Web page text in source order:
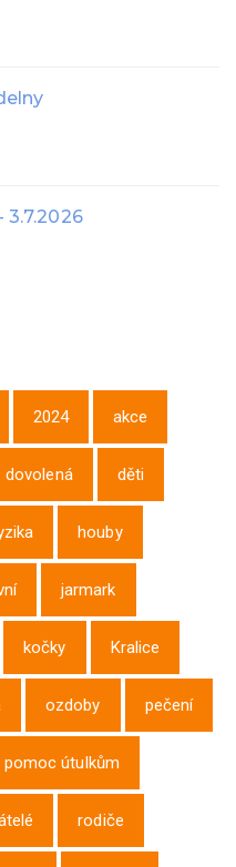
3.7.2026
2024 akce
dovolená děti
houby
jarmark
kočky Kralice
ozdoby pečení
pomoc útulkům
rodiče